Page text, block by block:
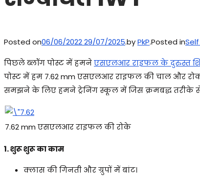
Posted on06/06/202229/07/2025.byPkP.Posted in
पिछले ब्लॉग पोस्ट में हमनेएसएलआर राइफल के दुरुस्त
पोस्ट में हम 7.62 mm एसएलआर राइफल की चाल और
समझने के लिए हमने ट्रेनिंग स्कूल में जिस क्रमबद्ध तरीके से
7.62 mm एसएलआर राइफल की रोके
1. शुरू शुरू का काम
क्लास की गिनती और ग्रुपों में बांट।